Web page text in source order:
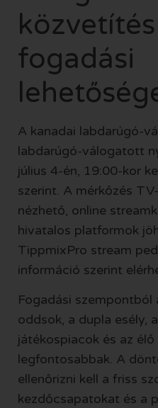
fogadási
A kanadai labdarúgó-
labdarúgó-válogatott
július 4-én, 19:00-kor
szerint. A mérkőzés
nézhető, online
hivatalos platformok
TippmixPro stream
információ szerint
Fogadási
oddsok, a dupla esély,
játékospiacok és az
legfontosabbak. A
ellenőrizni kell a friss
kezdőcsapatokat és a